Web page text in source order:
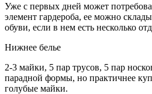
Уже с первых дней может
элемент гардероба, ее можно
обуви, если в нем есть несколько
Нижнее белье
2-3 майки, 5 пар трусов, 5 пар
парадной формы, но практичнее
голубые майки.